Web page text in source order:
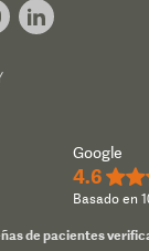
Google
4.6
Basado en
de pacientes